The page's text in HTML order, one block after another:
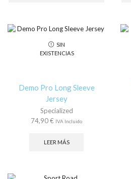
Las
SIN
EXISTENCIAS
Demo Pro Long Sleeve
Jersey
Specialized
74,90€ IVA Incluido
LEER MÁS